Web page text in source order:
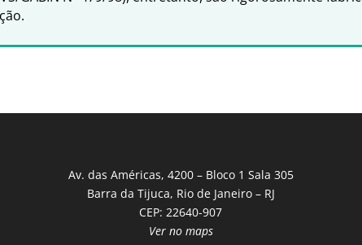
Av. das Américas, 4200 – Bloco 1 Sala 305
Barra da Tijuca, Rio de Janeiro – RJ
CEP: 22640-907
Ver no maps